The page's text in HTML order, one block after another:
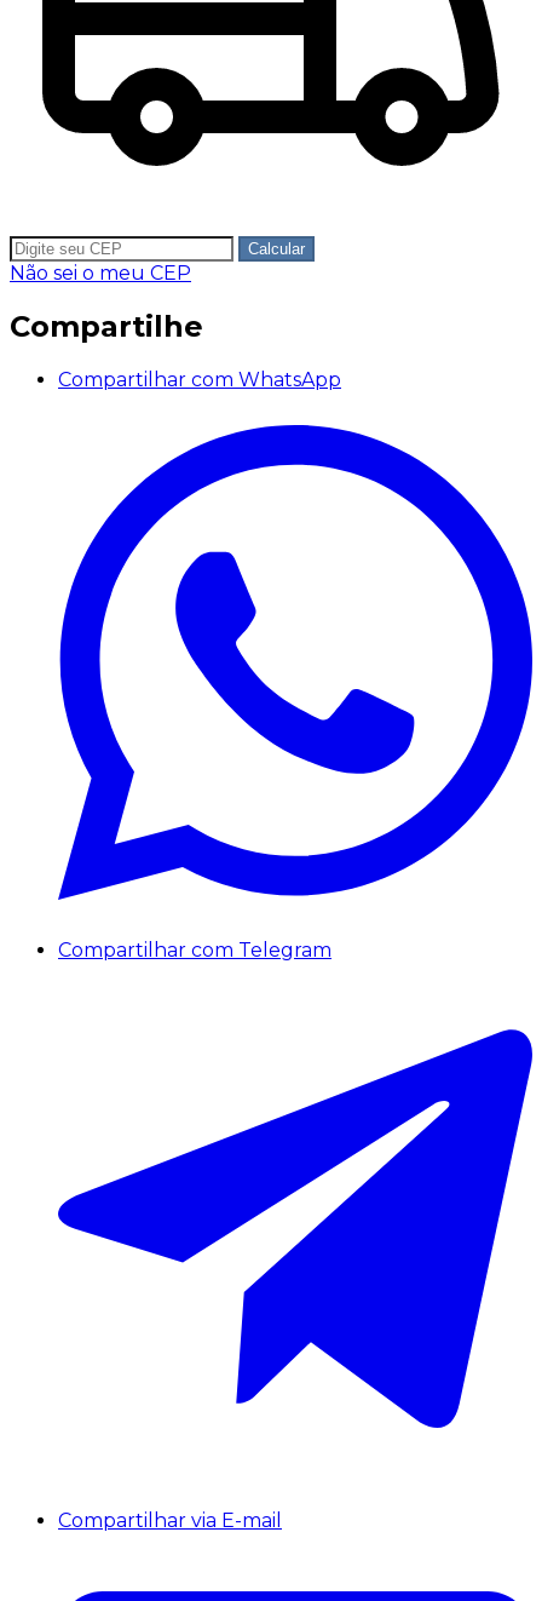
Calcular
Não sei o meu CEP
Compartilhe
Compartilhar com WhatsApp
Compartilhar com Telegram
Compartilhar via E-mail